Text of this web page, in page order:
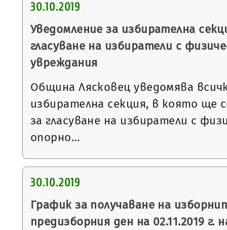
30.10.2019
Уведомление за избирателна
гласуване на избиратели с
увреждания
Община Лясковец уведомява
избирателна секция, в която ще
за гласуване на избиратели с
опорно…
30.10.2019
График за получаване на
предизборния ден на 02.11.2019